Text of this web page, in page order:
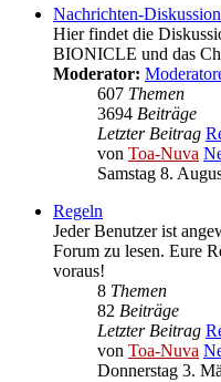
Nachrichten-Diskussion
Hier findet die
BIONICLE und das
Moderator:
607 Themen
3694 Beiträge
Letzter Beitrag
von Toa-Nuva
Samstag 8.
Regeln
Jeder Benutzer ist
Forum zu lesen. Eure
voraus!
8 Themen
82 Beiträge
Letzter Beitrag
von Toa-Nuva
Donnerstag 3.